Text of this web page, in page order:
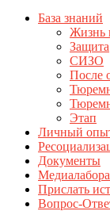
База знаний
Жизнь
Защита
СИЗО
После
Этап
Личный
Документы
Прислать
Вопрос-